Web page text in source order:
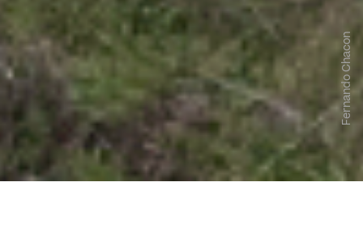
Fernando Chacon